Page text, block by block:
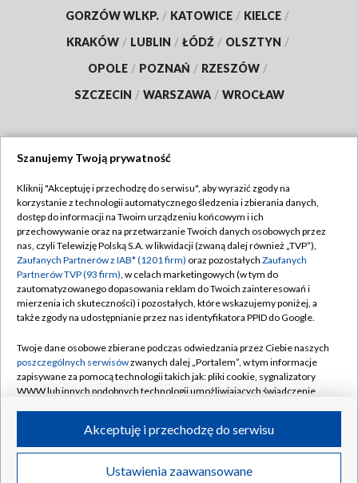
GORZÓW WLKP. / KATOWICE / KIELCE /
KRAKÓW / LUBLIN / ŁÓDŹ / OLSZTYN /
OPOLE / POZNAŃ / RZESZÓW /
SZCZECIN / WARSZAWA / WROCŁAW
TVP
Abonament TVP
Emisja w TVP
Centrum informacji TVP
Naziemna Telewizja Cyfrowa
Rada Programowa
System NOS
Informacje o nadawcy
Program dla prasy
Regulamin TVP
Polityka prywatności
Moje zgody
Pomoc
Kontakt
Kanały
©2026 Telewizja Polska S.A. w likwidacji
Szanujemy Twoją prywatność
Kliknij "Akceptuję i przechodzę do serwisu", aby wyrazić zgody na
korzystanie z technologii automatycznego śledzenia i zbierania danych,
dostęp do informacji na Twoim urządzeniu końcowym i ich
przechowywanie oraz na przetwarzanie Twoich danych osobowych przez
nas, czyli Telewizję Polską S.A. w likwidacji (zwaną dalej również „TVP”),
Zaufanych Partnerów z IAB* (1201 firm) oraz pozostałych Zaufanych
Partnerów TVP (93 firm), w celach marketingowych (w tym do
zautomatyzowanego dopasowania reklam do Twoich zainteresowań i
mierzenia ich skuteczności) i pozostałych, które wskazujemy poniżej, a
także zgody na udostępnianie przez nas identyfikatora PPID do Google.
Twoje dane osobowe zbierane podczas odwiedzania przez Ciebie naszych
poszczególnych serwisówzwanych dalej „Portalem”, w tym informacje
zapisywane za pomocą technologii takich jak: pliki cookie, sygnalizatory
WWW lub innych podobnych technologii umożliwiających świadczenie
ruchu w Internecie.
Twoje dane osobowe zbierane podczas odwiedzania przez Ciebie
poszczególnych serwisówna Portalu, takie jak adresy IP, identyfikatory
Ustawienia zaawansowane
Akceptuję i przechodzę do serwisu